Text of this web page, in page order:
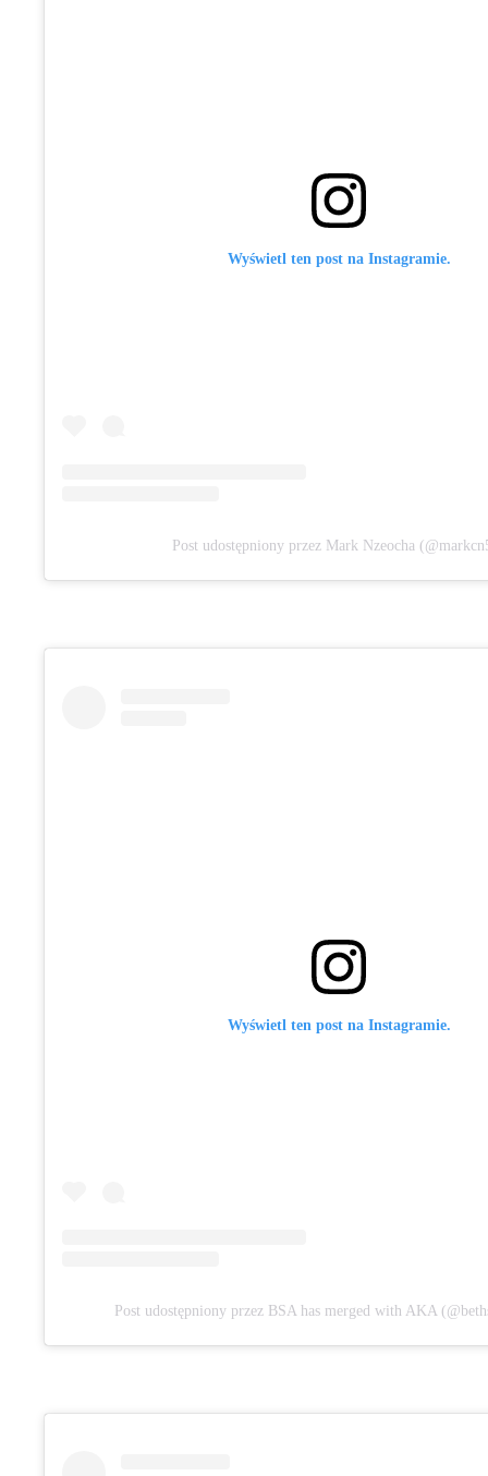
Wyświetl ten post na Instagramie.
Post udostępniony przez Mark Nzeocha
Wyświetl ten post na Instagramie.
Post udostępniony przez BSA has merged with AKA